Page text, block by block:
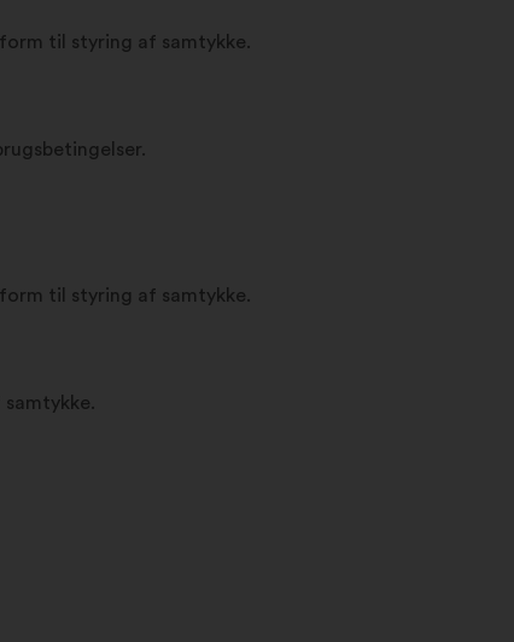
til styring af samtykke.
til styring af samtykke.